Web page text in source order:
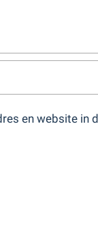
en website in